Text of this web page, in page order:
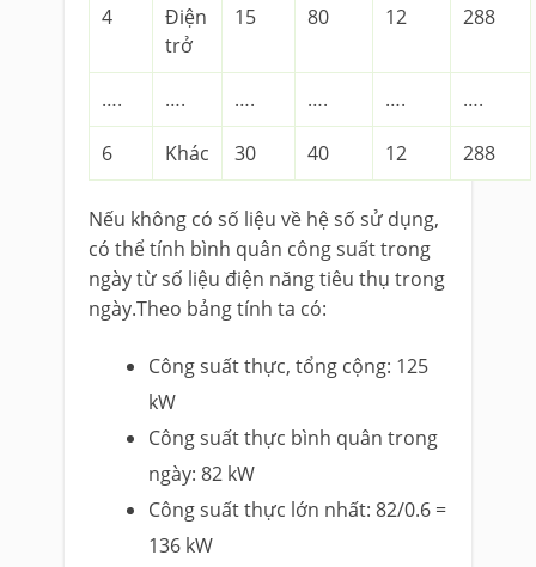
4
Điện
trở
15 80 12 288
…. …. …. …. …. ….
6 Khác 30 40 12 288
Nếu không có số liệu về hệ số sử dụng,
có thể tính bình quân công suất trong
ngày từ số liệu điện năng tiêu thụ trong
ngày.Theo bảng tính ta có:
Công suất thực, tổng cộng: 125
kW
Công suất thực bình quân trong
ngày: 82 kW
Công suất thực lớn nhất: 82/0.6 =
136 kW